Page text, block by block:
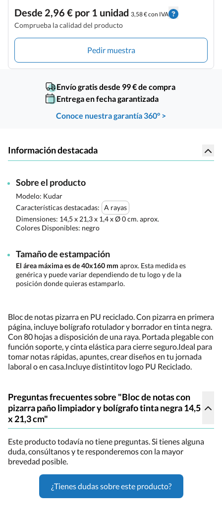
Desde 2,96 € por 1 unidad 3,58 € con IVA
Comprueba la calidad del producto
Pedir muestra
Envío gratis desde 99 € de compra
Entrega en fecha garantizada
Conoce nuestra garantía 360° >
Información destacada
Sobre el producto
Modelo: Kudar
Características destacadas: A rayas
Dimensiones: 14,5 x 21,3 x 1,4 x Ø 0 cm. aprox.
Colores Disponibles: negro
Tamaño de estampación
El área máxima es de 40x160 mm aprox. Esta medida es
genérica y puede variar dependiendo de tu logo y de la
posición donde quieras estamparlo.
Bloc de notas pizarra en PU reciclado. Con pizarra en primera
página, incluye bolígrafo rotulador y borrador en tinta negra.
Con 80 hojas a disposición de una raya. Portada plegable con
función soporte, y cinta elástica para cierre seguro.Ideal para
tomar notas rápidas, apuntes, crear diseños en tu jornada
laboral o en casa.Incluye distintitov logo PU Reciclado.
Preguntas frecuentes sobre "Bloc de notas con
pizarra paño limpiador y bolígrafo tinta negra 14,5
x 21,3 cm"
Este producto todavía no tiene preguntas. Si tienes alguna
duda, consúltanos y te responderemos con la mayor
brevedad posible.
¿Tienes dudas sobre este producto?